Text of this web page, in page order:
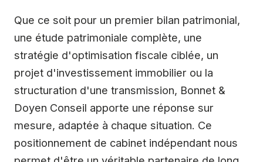
Que ce soit pour un premier bilan patrimonial,
une étude patrimoniale complète, une
stratégie d'optimisation fiscale ciblée, un
projet d'investissement immobilier ou la
structuration d'une transmission, Bonnet &
Doyen Conseil apporte une réponse sur
mesure, adaptée à chaque situation. Ce
positionnement de cabinet indépendant nous